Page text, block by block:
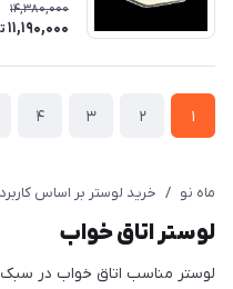
14,380,000
11,190,000
1
2
3
4
ماه نو / خرید لوستر بر اساس کاربرد
لوستر اتاق خواب
لوستر مناسب اتاق خواب در